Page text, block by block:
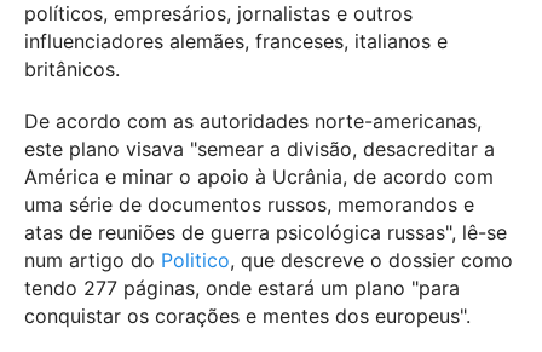
políticos, empresários, jornalistas e outros
influenciadores alemães, franceses, italianos e
britânicos.
De acordo com as autoridades norte-americanas,
este plano visava "semear a divisão, desacreditar a
América e minar o apoio à Ucrânia, de acordo com
uma série de documentos russos, memorandos e
atas de reuniões de guerra psicológica russas", lê-se
num artigo do Politico, que descreve o dossier como
tendo 277 páginas, onde estará um plano "para
conquistar os corações e mentes dos europeus".